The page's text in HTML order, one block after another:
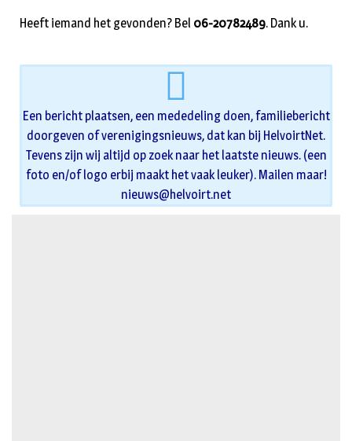
Heeft iemand het gevonden? Bel 06-20782489. Dank u.
Een bericht plaatsen, een mededeling doen, familiebericht
doorgeven of verenigingsnieuws, dat kan bij HelvoirtNet.
Tevens zijn wij altijd op zoek naar het laatste nieuws. (een
foto en/of logo erbij maakt het vaak leuker). Mailen maar!
nieuws@helvoirt.net